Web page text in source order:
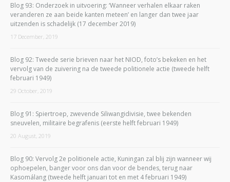
Blog 93: Onderzoek in uitvoering: ‘Wanneer verhalen elkaar raken
veranderen ze aan beide kanten meteen’ en langer dan twee jaar
uitzenden is schadelijk (17 december 2019)
17 December, 2019
Blog 92: Tweede serie brieven naar het NIOD, foto’s bekeken en het
vervolg van de zuivering na de tweede politionele actie (tweede helft
februari 1949)
29 October, 2019
Blog 91: Spiertroep, zwevende Siliwangidivisie, twee bekenden
sneuvelen, militaire begrafenis (eerste helft februari 1949)
20 August, 2019
Blog 90: Vervolg 2e politionele actie, Kuningan zal blij zijn wanneer wij
ophoepelen, banger voor ons dan voor de bendes, terug naar
Kasomálang (tweede helft januari tot en met 4 februari 1949)